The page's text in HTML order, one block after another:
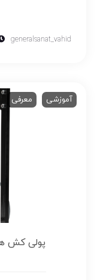
generalsanat_vahid
آموزشی معرفی